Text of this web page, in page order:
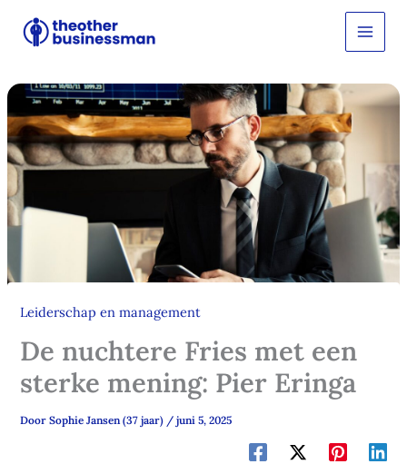
naar
Leiderschap en management
De nuchtere Fries met een
sterke mening: Pier Eringa
DoorSophie Jansen (37 jaar) /juni 5, 2025
o
e
e
n